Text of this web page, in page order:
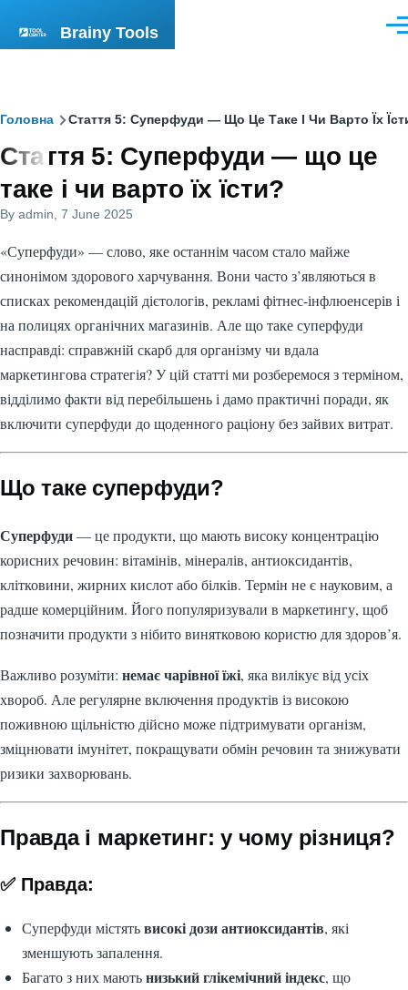
Brainy Tools
Breadcrumb
Головна Стаття 5: Суперфуди — Що Це Таке І Чи Варто Їх
Стаття 5: Суперфуди — що це
таке і чи варто їх їсти?
By admin , 7 June 2025
«Суперфуди» — слово, яке останнім часом стало майже
синонімом здорового харчування. Вони часто з’являються в
списках рекомендацій дієтологів, рекламі фітнес-інфлюенсерів і
на полицях органічних магазинів. Але що таке суперфуди
насправді: справжній скарб для організму чи вдала
маркетингова стратегія? У цій статті ми розберемося з терміном,
відділимо факти від перебільшень і дамо практичні поради, як
включити суперфуди до щоденного раціону без зайвих витрат.
Що таке суперфуди?
Суперфуди— це продукти, що мають високу концентрацію
корисних речовин: вітамінів, мінералів, антиоксидантів,
клітковини, жирних кислот або білків. Термін не є науковим, а
радше комерційним. Його популяризували в маркетингу, щоб
позначити продукти з нібито винятковою користю для здоров’я.
Важливо розуміти: немає чарівної їжі, яка вилікує від усіх
хвороб. Але регулярне включення продуктів із високою
поживною щільністю дійсно може підтримувати організм,
зміцнювати імунітет, покращувати обмін речовин та знижувати
ризики захворювань.
Правда і маркетинг: у чому різниця?
✅ Правда:
Суперфуди містятьвисокі дози антиоксидантів, які
зменшують запалення.
Багато з них маютьнизький глікемічний індекс, що